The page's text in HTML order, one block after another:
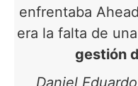
enfrentaba
era la falta de
gestión
Daniel